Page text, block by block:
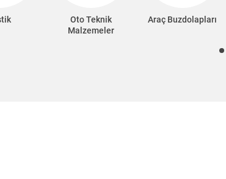
Oto Teknik
Malzemeler
Araç Buzdolapları